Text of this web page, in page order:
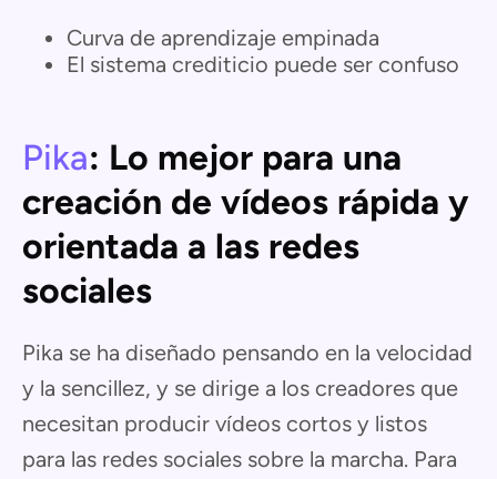
Curva de aprendizaje empinada
El sistema crediticio puede ser confuso
Pika: Lo mejor para una
creación de vídeos rápida y
orientada a las redes
sociales
Pika se ha diseñado pensando en la velocidad
y la sencillez, y se dirige a los creadores que
necesitan producir vídeos cortos y listos
para las redes sociales sobre la marcha. Para